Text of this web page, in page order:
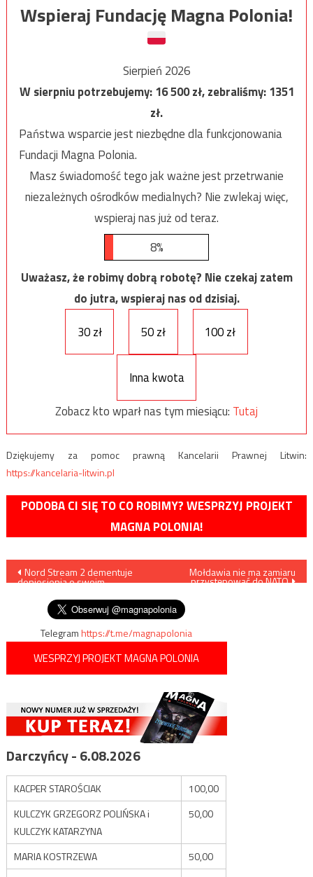
Wspieraj Fundację Magna Polonia!
Sierpień 2026
W sierpniu potrzebujemy:16 500zł, zebraliśmy:1351
zł.
Państwa wsparcie jest niezbędne dla funkcjonowania
Fundacji Magna Polonia.
Masz świadomość tego jak ważne jest przetrwanie
niezależnych ośrodków medialnych? Nie zwlekaj więc,
wspieraj nas już od teraz.
8%
Uważasz, że robimy dobrą robotę? Nie czekaj zatem
do jutra, wspieraj nas od dzisiaj.
30 zł
50 zł 100 zł
Inna kwota
Zobacz kto wparł nas tym miesiącu: Tutaj
Dziękujemy za pomoc prawną Kancelarii Prawnej Litwin:
https://kancelaria-litwin.pl
PODOBA CI SIĘ TO CO ROBIMY? WESPRZYJ PROJEKT
MAGNA POLONIA!
Nawigacja
wpisu
Nord Stream 2 dementuje
doniesienia o swoim
Mołdawia nie ma zamiaru
przystępować do NATO
Telegramhttps://t.me/magnapolonia
WESPRZYJ PROJEKT MAGNA POLONIA
Darczyńcy - 6.08.2026
KACPER STAROŚCIAK
100,00
KULCZYK GRZEGORZ POLIŃSKA i
KULCZYK KATARZYNA
50,00
MARIA KOSTRZEWA
50,00